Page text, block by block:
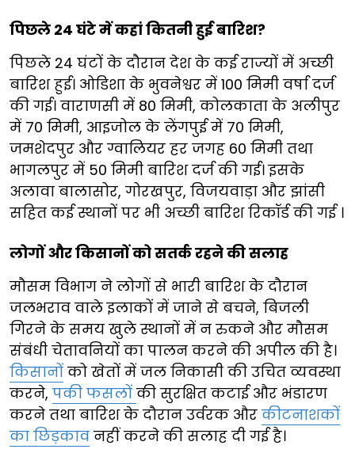
पिछले 24 घंटे में कहां कितनी हुई बारिश?
पिछले 24 घंटों के दौरान देश के कई राज्यों में अच्छी
बारिश हुई। ओडिशा के भुवनेश्वर में 100 मिमी वर्षा दर्ज
की गई। वाराणसी में 80 मिमी, कोलकाता के अलीपुर
में 70 मिमी, आइजोल के लेंगपुई में 70 मिमी,
जमशेदपुर और ग्वालियर हर जगह 60 मिमी तथा
भागलपुर में 50 मिमी बारिश दर्ज की गई। इसके
अलावा बालासोर, गोरखपुर, विजयवाड़ा और झांसी
सहित कई स्थानों पर भी अच्छी बारिश रिकॉर्ड की गई ।
लोगों और किसानों को सतर्क रहने की सलाह
मौसम विभाग ने लोगों से भारी बारिश के दौरान
जलभराव वाले इलाकों में जाने से बचने, बिजली
गिरने के समय खुले स्थानों में न रुकने और मौसम
संबंधी चेतावनियों का पालन करने की अपील की है।
किसानों को खेतों में जल निकासी की उचित व्यवस्था
करने, पकी फसलों की सुरक्षित कटाई और भंडारण
करने तथा बारिश के दौरान उर्वरक और कीटनाशकों
का छिड़काव नहीं करने की सलाह दी गई है।